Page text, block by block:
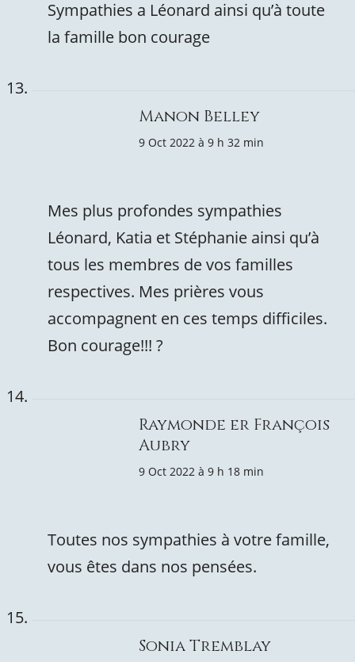
Sympathies a Léonard ainsi qu’à toute
la famille bon courage
Manon Belley
9 Oct 2022 à 9 h 32 min
Mes plus profondes sympathies
Léonard, Katia et Stéphanie ainsi qu’à
tous les membres de vos familles
respectives. Mes prières vous
accompagnent en ces temps difficiles.
Bon courage!!! ?
Raymonde er François
Aubry
9 Oct 2022 à 9 h 18 min
Toutes nos sympathies à votre famille,
vous êtes dans nos pensées.
Sonia Tremblay